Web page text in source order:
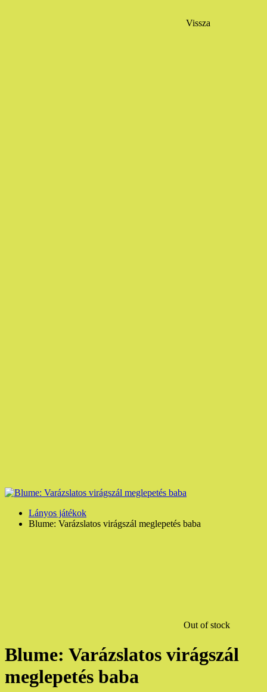
Vissza
Lányos játékok
Blume: Varázslatos virágszál meglepetés baba
Out of stock
Blume: Varázslatos virágszál
meglepetés baba